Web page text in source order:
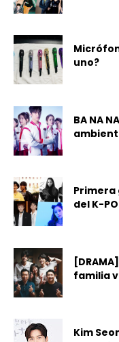
uno?
BA NA
Primera
del K-
familia
Kim